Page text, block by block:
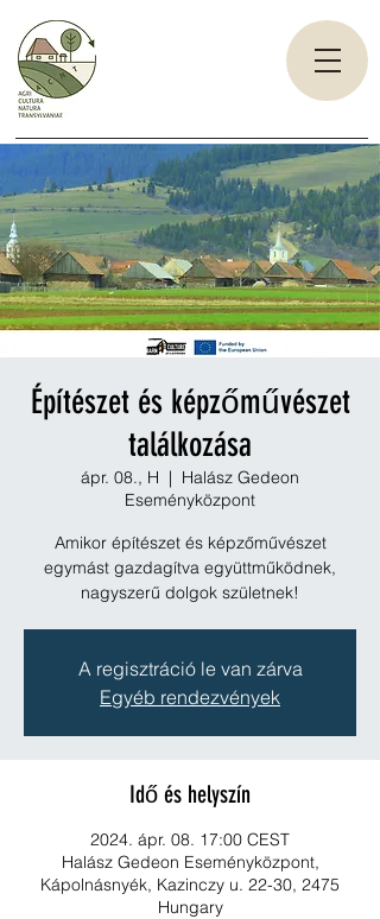
Építészet és képzőművészet
találkozása
ápr. 08., H
  |
Halász Gedeon
Eseményközpont
Amikor építészet és képzőművészet
egymást gazdagítva együttműködnek,
nagyszerű dolgok születnek!
A regisztráció le van zárva
Egyéb rendezvények
Idő és helyszín
2024. ápr. 08. 17:00 CEST
Halász Gedeon Eseményközpont,
Kápolnásnyék, Kazinczy u. 22-30, 2475
Hungary